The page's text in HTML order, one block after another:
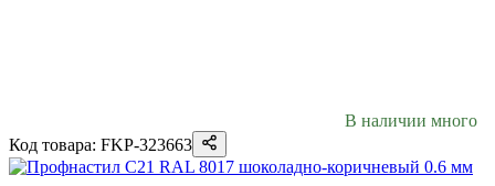
В наличии много
Код товара: FKP-323663